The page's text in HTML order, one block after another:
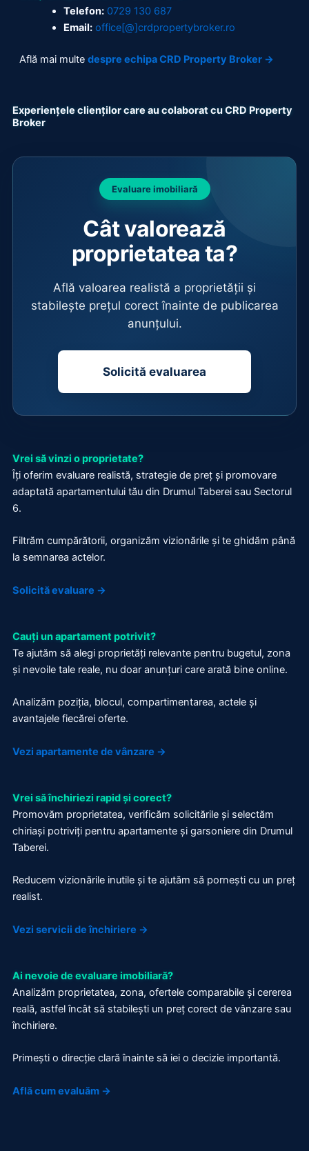
Telefon: 0729 130 687
Email: office[@]crdpropertybroker.ro
Află mai multe despre echipa CRD Property Broker →
Experiențele clienților care au colaborat cu CRD Property
Broker
Evaluare imobiliară
Cât valorează
proprietatea ta?
Află valoarea realistă a proprietății și
stabilește prețul corect înainte de publicarea
anunțului.
Solicită evaluarea
Vrei să vinzi o proprietate?
Îți oferim evaluare realistă, strategie de preț și promovare
adaptată apartamentului tău din Drumul Taberei sau Sectorul
6.
Filtrăm cumpărătorii, organizăm vizionările și te ghidăm până
la semnarea actelor.
Solicită evaluare →
Cauți un apartament potrivit?
Te ajutăm să alegi proprietăți relevante pentru bugetul, zona
și nevoile tale reale, nu doar anunțuri care arată bine online.
Analizăm poziția, blocul, compartimentarea, actele și
avantajele fiecărei oferte.
Vezi apartamente de vânzare →
Vrei să închiriezi rapid și corect?
Promovăm proprietatea, verificăm solicitările și selectăm
chiriași potriviți pentru apartamente și garsoniere din Drumul
Taberei.
Reducem vizionările inutile și te ajutăm să pornești cu un preț
realist.
Vezi servicii de închiriere →
Ai nevoie de evaluare imobiliară?
Analizăm proprietatea, zona, ofertele comparabile și cererea
reală, astfel încât să stabilești un preț corect de vânzare sau
închiriere.
Primești o direcție clară înainte să iei o decizie importantă.
Află cum evaluăm →